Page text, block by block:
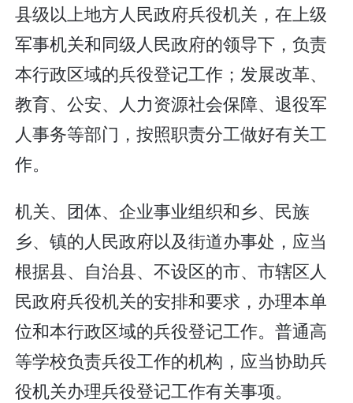
县级以上地方人民政府兵役机关，在上级
军事机关和同级人民政府的领导下，负责
本行政区域的兵役登记工作；发展改革、
教育、公安、人力资源社会保障、退役军
人事务等部门，按照职责分工做好有关工
作。
机关、团体、企业事业组织和乡、民族
乡、镇的人民政府以及街道办事处，应当
根据县、自治县、不设区的市、市辖区人
民政府兵役机关的安排和要求，办理本单
位和本行政区域的兵役登记工作。普通高
等学校负责兵役工作的机构，应当协助兵
役机关办理兵役登记工作有关事项。